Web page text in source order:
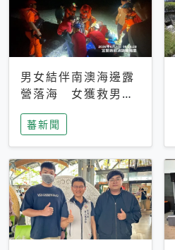
男女結伴南澳海邊露
營落海 女獲救男仍
搜救中
蕃新聞